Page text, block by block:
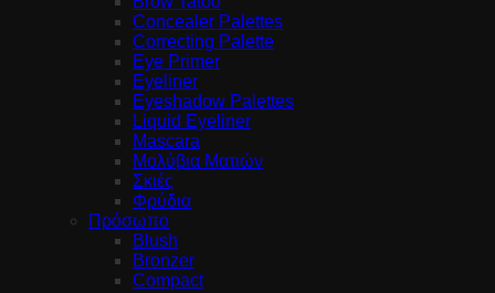
Concealer Palettes
Correcting Palette
Eye Primer
Eyeliner
Eyeshadow Palettes
Liquid Eyeliner
Mascara
Μολύβια Ματιών
Σκιές
Φρύδια
Πρόσωπο
Blush
Bronzer
Compact